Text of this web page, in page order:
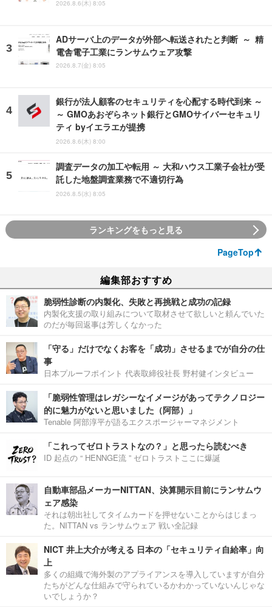
2026.8.6(木) 8:05
ADサーバ上のデータが外部へ転送されたと判断 ～ 精
電舎電子工業にランサムウェア攻撃
2026.8.7(金) 8:05
銀行が法人顧客のセキュリティを心配する時代到来 ～
～ GMOあおぞらネット銀行とGMOサイバーセキュリ
ティ byイエラエが提携
2026.8.6(木) 8:00
調査データの加工や転用 ～ 大和ハウス工業子会社が受
託した地盤調査業務で不適切行為
2026.8.5(水) 8:05
ランキングをもっと見る
PageTop
編集部おすすめ
脆弱性診断の内製化、失敗と再挑戦と成功の記録
内製化支援の取り組みについて取材させて欲しいと頼んでいた
のだが毎回返事は芳しくなかった
「守る」だけでなくお客を「成功」させるまでが自分の仕
事
日本プルーフポイント 代表取締役社長 野村健インタビュー
「脆弱性管理はレガシーなイメージがあってテクノロジー
的に魅力がないと思いました（阿部）」
Tenable 阿部淳平が語るエクスポージャーマネジメント
「これってゼロトラストなの？」と思ったら読むべき
ID 起点の “ HENNGE流 ” ゼロトラストここに爆誕
自動車部品メーカーNITTAN、決算開示目前にランサムウ
ェア感染
それは朝出社してタイムカードを押せないことからはじまっ
た。NITTAN vs ランサムウェア 戦い全記録
NICT 井上大介が考える 日本の「セキュリティ自給率」向
上
多くの組織で海外製のアプライアンスを導入していますが自分
たちがどんな仕組みで守られているかわかっていないんじゃな
いでしょうか？